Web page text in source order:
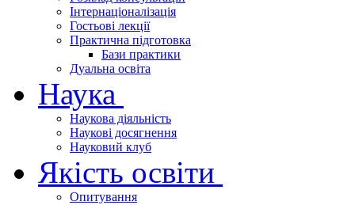
Інтернаціоналізація
Гостьові лекції
Практична підготовка
Бази практики
Дуальна освіта
Наука
Наукова діяльність
Наукові досягнення
Науковий клуб
Якість освіти
Опитування